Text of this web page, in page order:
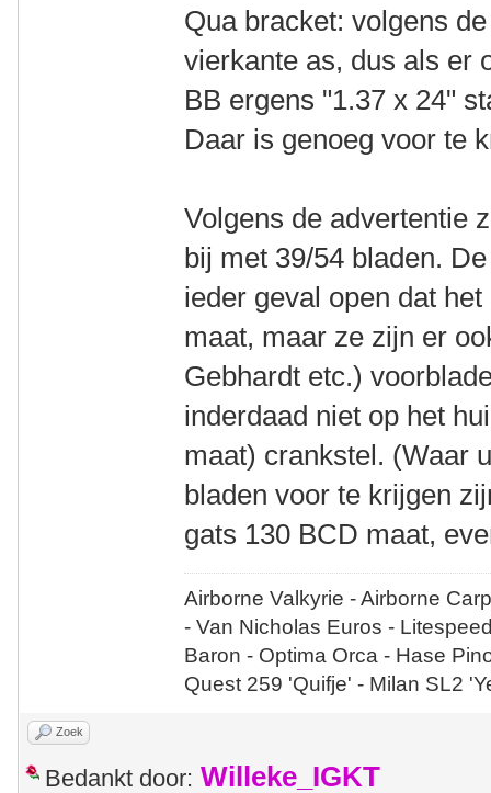
Qua bracket: volgens
vierkante as, dus als er
BB ergens "1.37 x 24"
Daar is genoeg voor te
Volgens de advertentie
bij met 39/54 bladen.
ieder geval open dat
maat, maar ze zijn er
Gebhardt etc.)
inderdaad niet op het
maat) crankstel. (Waar
bladen voor te krijgen
gats 130 BCD maat,
Airborne Valkyrie - Airborne
- Van Nicholas Euros -
Baron - Optima Orca - Hase
Quest 259 'Quifje' - Milan SL2
Zoek
Bedankt door: Willeke_IGKT